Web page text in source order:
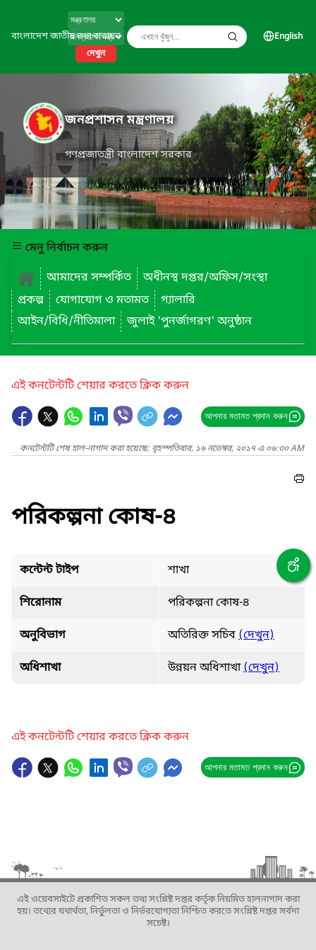
বাংলাদেশ জাতীয় তথ্য বাতায়ন
দেখুন
English
জনপ্রশাসন মন্ত্রণালয়
গণপ্রজাতন্ত্রী বাংলাদেশ সরকার
মেনু নির্বাচন করুন
আমাদের সম্পর্কিত
অধীনস্থ দপ্তর/অফিস/সংস্থা
প্রকল্প
যোগাযোগ ও মতামত
গ্যালারি
আইন/বিধি/নীতিমালা
জুলাই 'পুনর্জাগরণ' অনুষ্ঠান
এই কনটেন্টটি শেয়ার করতে ক্লিক করুন
আপনার মতামত প্রদান করুন
কনটেন্টটি শেষ হাল-নাগাদ করা হয়েছে: বৃহস্পতিবার, ১৬ নভেম্বর, ২০১৭ এ ০৬:৩০ AM
পরিকল্পনা কোষ-৪
কন্টেন্ট টাইপ শাখা
শিরোনাম পরিকল্পনা কোষ-৪
অনুবিভাগ অতিরিক্ত সচিব(দেখুন)
অধিশাখা উন্নয়ন অধিশাখা(দেখুন)
এই কনটেন্টটি শেয়ার করতে ক্লিক করুন
আপনার মতামত প্রদান করুন
এই ওয়েবসাইটে প্রকাশিত সকল তথ্য সংশ্লিষ্ট দপ্তর কর্তৃক নিয়মিত হালনাগাদ করা
হয়। তথ্যের যথার্থতা, নির্ভুলতা ও নির্ভরযোগ্যতা নিশ্চিত করতে সংশ্লিষ্ট দপ্তর সর্বদা
সচেষ্ট।